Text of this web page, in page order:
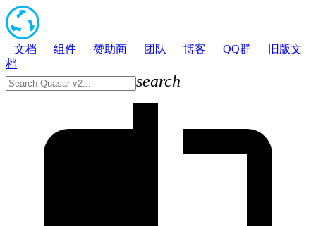
文档 组件 赞助商 团队 博客 QQ群
旧版文
档
search